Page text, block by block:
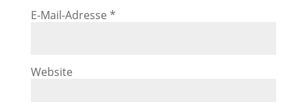
E-Mail-Adresse *
Website